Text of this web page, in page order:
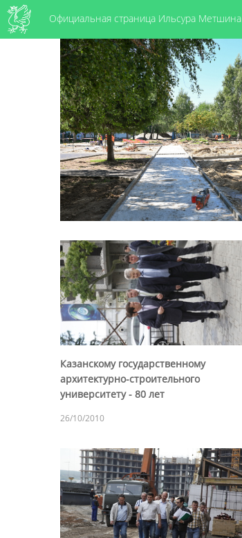
Официальная страница Ильсура Метшина
Казанскому государственному
архитектурно-строительного
университету - 80 лет
26/10/2010